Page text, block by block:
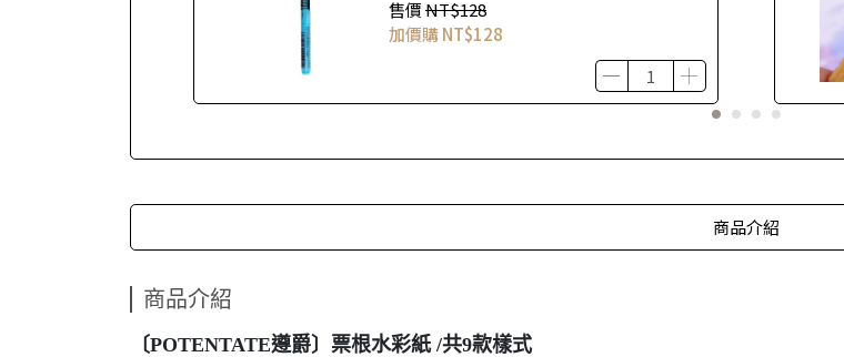
售價NT$128
加價購NT$128
商品介紹
商品介紹
〔POTENTATE遵爵〕票根水彩紙 /共9款樣式